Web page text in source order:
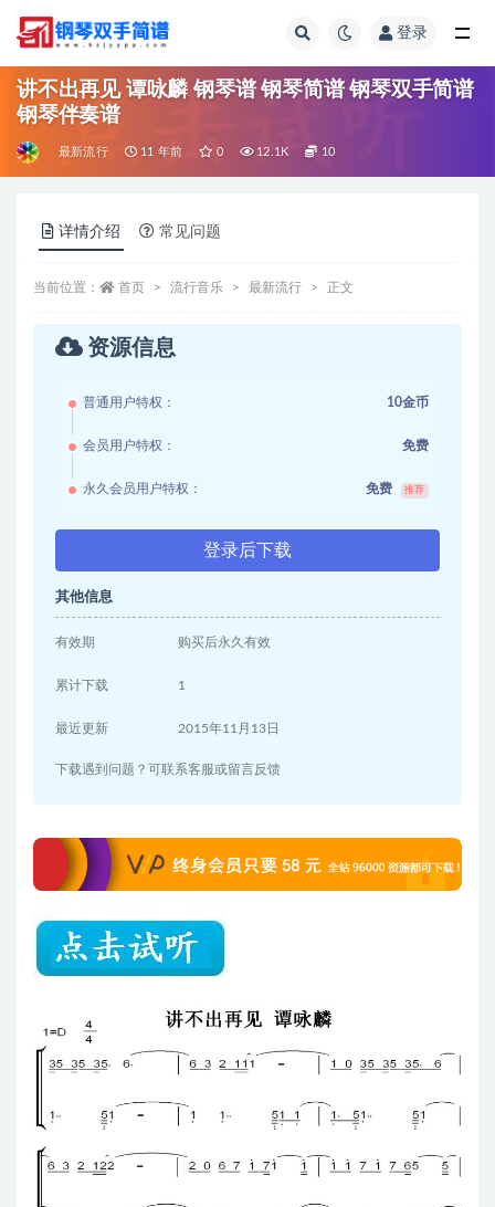
登录
讲不出再见 谭咏麟 钢琴谱 钢琴简谱 钢琴双手简谱
钢琴伴奏谱
最新流行 11 年前 0 12.1K 10
详情介绍 常见问题
当前位置： 首页 流行音乐 最新流行 正文
资源信息
普通用户特权： 10金币
会员用户特权： 免费
永久会员用户特权： 免费 推荐
登录后下载
其他信息
有效期 购买后永久有效
累计下载 1
最近更新 2015年11月13日
下载遇到问题？可联系客服或留言反馈